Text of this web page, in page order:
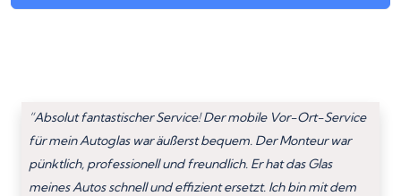
“Absolut fantastischer Service! Der mobile Vor-Ort-Service
für mein Autoglas war äußerst bequem. Der Monteur war
pünktlich, professionell und freundlich. Er hat das Glas
meines Autos schnell und effizient ersetzt. Ich bin mit dem